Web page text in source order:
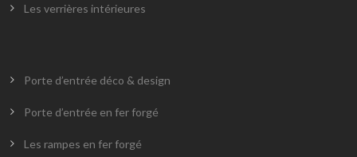
Les verrières intérieures
Porte d’entrée déco & design
Porte d’entrée en fer forgé
Les rampes en fer forgé